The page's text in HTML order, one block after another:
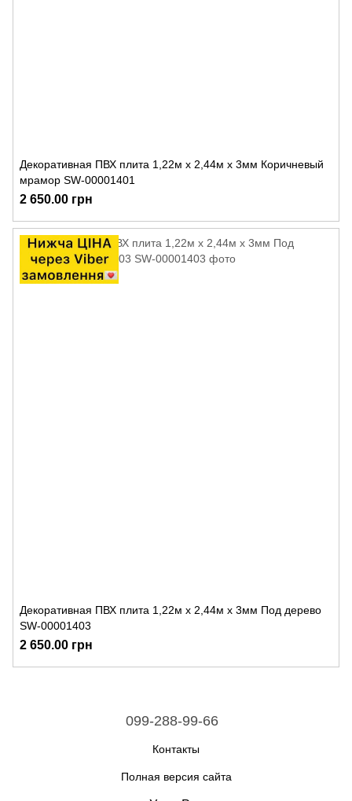
Декоративная ПВХ плита 1,22м х 2,44м х 3мм Коричневый
мрамор SW-00001401
2 650.00 грн
Декоративная ПВХ плита 1,22м х 2,44м х 3мм Под дерево
SW-00001403
2 650.00 грн
099-288-99-66
Контакты
Полная версия сайта